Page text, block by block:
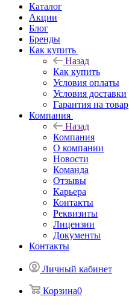
Каталог
Акции
Блог
Бренды
Как купить
Назад
Как купить
Условия оплаты
Условия доставки
Гарантия на товар
Компания
Назад
Компания
О компании
Новости
Команда
Отзывы
Карьера
Контакты
Реквизиты
Лицензии
Документы
Контакты
Личный кабинет
Корзина0